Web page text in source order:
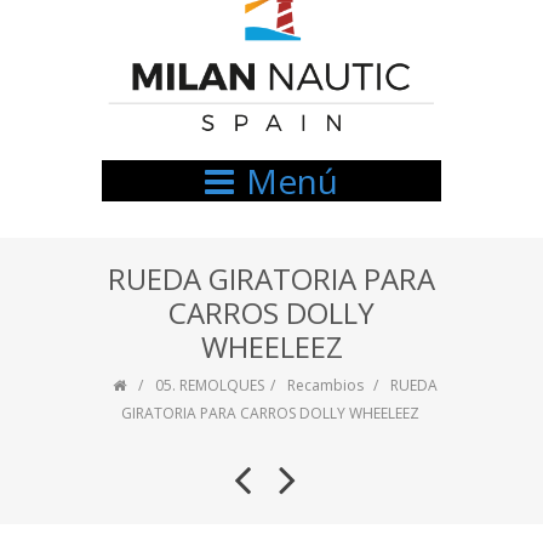
Menú
RUEDA GIRATORIA PARA
CARROS DOLLY
WHEELEEZ
05. REMOLQUES Recambios
RUEDA
GIRATORIA PARA CARROS DOLLY WHEELEEZ